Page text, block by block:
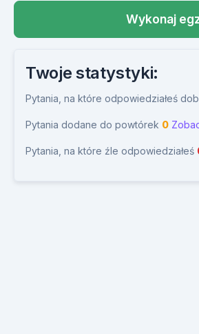
Wykonaj
Twoje statystyki:
Pytania, na które odpowiedziałeś
Pytania dodane do powtórek 0
Pytania, na które źle odpowiedziałeś